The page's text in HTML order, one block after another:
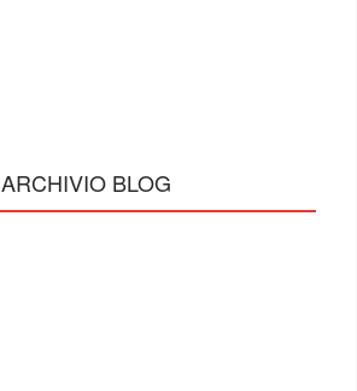
ARCHIVIO BLOG